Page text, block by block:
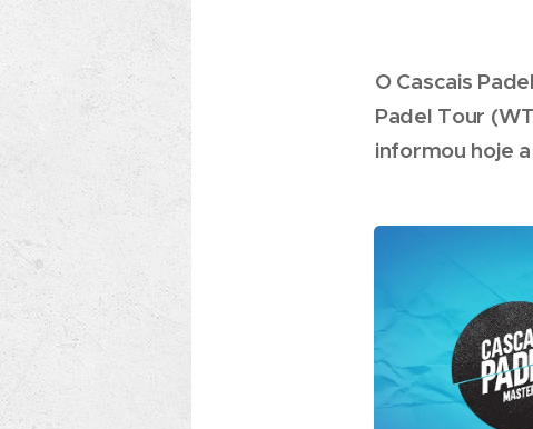
O Cascais
Padel Tour
informou hoje